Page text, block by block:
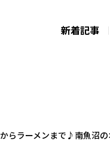
新着記事
らラーメンまで♪南魚沼